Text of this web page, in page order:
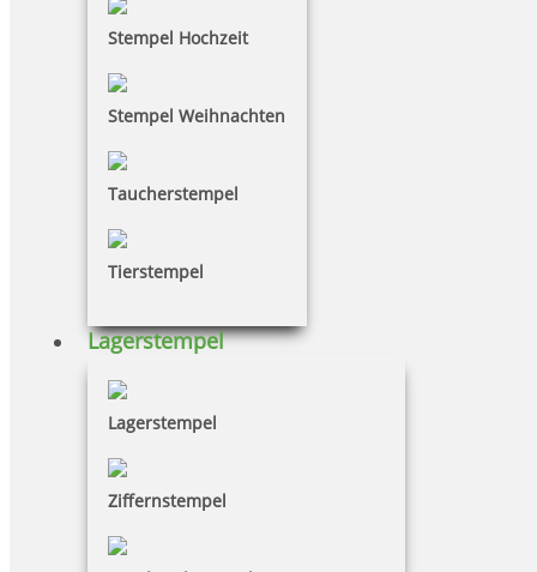
Stempel Hochzeit
Stempel Weihnachten
Taucherstempel
Tierstempel
Lagerstempel
Lagerstempel
Ziffernstempel